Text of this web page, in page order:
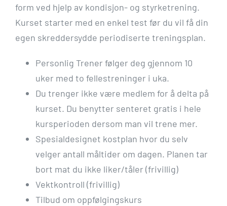
form ved hjelp av kondisjon- og styrketrening.
Kurset starter med en enkel test før du vil få din
egen skreddersydde periodiserte treningsplan.
Personlig Trener følger deg gjennom 10
uker med to fellestreninger i uka.
Du trenger ikke være medlem for å delta på
kurset. Du benytter senteret gratis i hele
kursperioden dersom man vil trene mer.
Spesialdesignet kostplan hvor du selv
velger antall måltider om dagen. Planen tar
bort mat du ikke liker/tåler (frivillig)
Vektkontroll (frivillig)
Tilbud om oppfølgingskurs